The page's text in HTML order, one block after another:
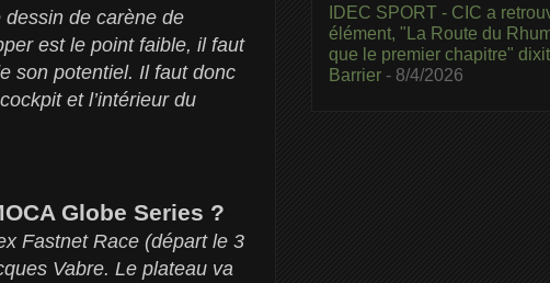
de carène de
est le point faible, il faut
son potentiel. Il faut donc
et l’intérieur du
Globe Series ?
Fastnet Race (départ le 3
Vabre. Le plateau va
IDEC SPORT - CIC a
élément, "La Route du
que le premier chapitre"
Barrier - 8/4/2026